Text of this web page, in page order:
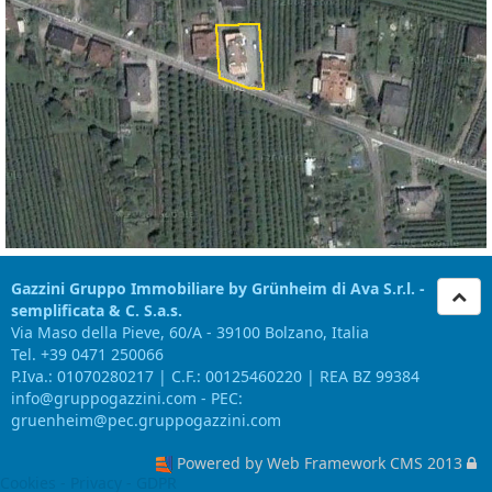
Gazzini Gruppo Immobiliare by Grünheim di Ava S.r.l. -
semplificata & C. S.a.s.
Via Maso della Pieve, 60/A - 39100 Bolzano, Italia
Tel. +39 0471 250066
P.Iva.: 01070280217 | C.F.: 00125460220 | REA BZ 99384
info@gruppogazzini.com - PEC:
gruenheim@pec.gruppogazzini.com
Powered by Web Framework CMS 2013